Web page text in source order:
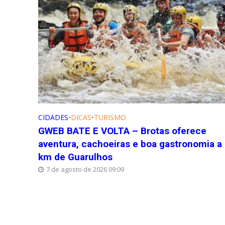
CIDADES•DICAS•TURISMO
GWEB BATE E VOLTA – Brotas oferece
aventura, cachoeiras e boa gastronomia a
km de Guarulhos
7 de agosto de 2026 09:09